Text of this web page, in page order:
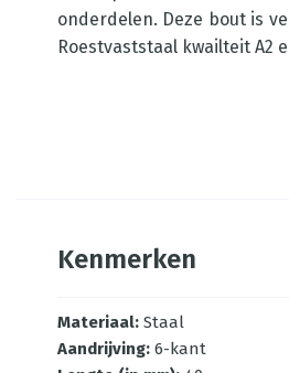
onderdelen. Deze bout is
Roestvaststaal kwailteit A2
Kenmerken
Materiaal: Staal
Aandrijving: 6-kant